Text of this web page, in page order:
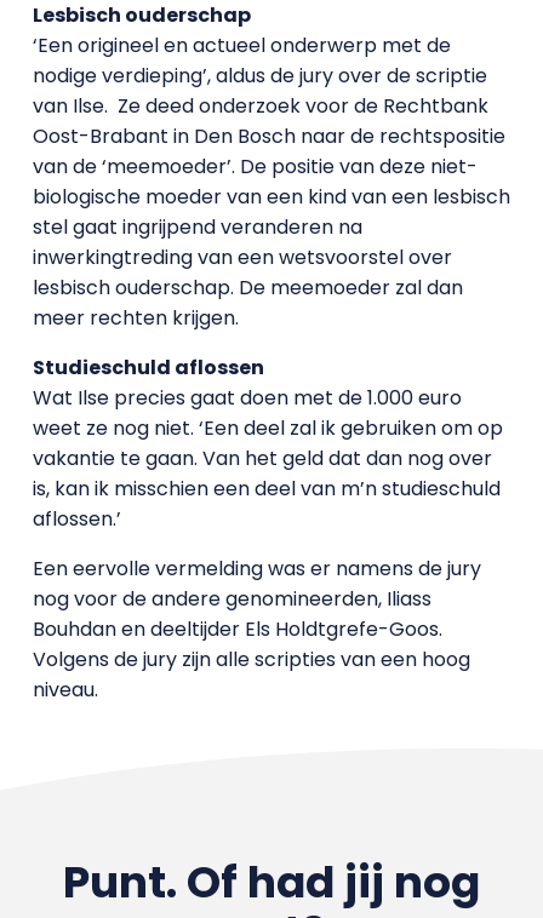
Lesbisch ouderschap
‘Een origineel en actueel onderwerp met de
nodige verdieping’, aldus de jury over de scriptie
van Ilse. Ze deed onderzoek voor de Rechtbank
Oost-Brabant in Den Bosch naar de rechtspositie
van de ‘meemoeder’. De positie van deze niet-
biologische moeder van een kind van een lesbisch
stel gaat ingrijpend veranderen na
inwerkingtreding van een wetsvoorstel over
lesbisch ouderschap. De meemoeder zal dan
meer rechten krijgen.
Studieschuld aflossen
Wat Ilse precies gaat doen met de 1.000 euro
weet ze nog niet. ‘Een deel zal ik gebruiken om op
vakantie te gaan. Van het geld dat dan nog over
is, kan ik misschien een deel van m’n studieschuld
aflossen.’
Een eervolle vermelding was er namens de jury
nog voor de andere genomineerden, Iliass
Bouhdan en deeltijder Els Holdtgrefe-Goos.
Volgens de jury zijn alle scripties van een hoog
niveau.
Punt. Of had jij nog